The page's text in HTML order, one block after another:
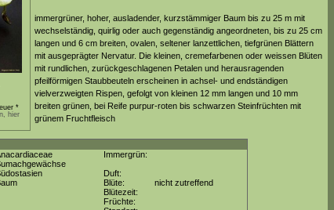
*
hier
immergrüner, hoher, ausladender, kurzstämmiger Baum bis zu 25 m mit
wechselständig, quirlig oder auch gegenständig angeordneten, bis zu 25 cm
langen und 6 cm breiten, ovalen, seltener lanzettlichen, tiefgrünen Blättern
mit ausgeprägter Nervatur. Die kleinen, cremefarbenen oder weissen Blüten
mit rundlichen, zurückgeschlagenen Petalen und herausragenden
pfeilförmigen Staubbeuteln erscheinen in achsel- und endständigen
vielverzweigten Rispen, gefolgt von kleinen 12 mm langen und 10 mm
breiten grünen, bei Reife purpur-roten bis schwarzen Steinfrüchten mit
grünem Fruchtfleisch
Immergrün:
Duft:
Blüte:
nicht zutreffend
Blütezeit:
Früchte: